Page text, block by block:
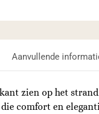
Aanvullende
zien op het
comfort en